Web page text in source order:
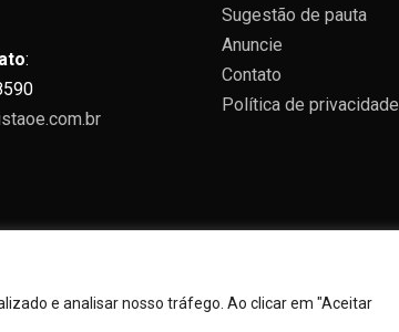
e analisar nosso tráfego. Ao clicar em "Aceitar
:
Sugestão de pauta
Anuncie
Contato
Política de privacidade